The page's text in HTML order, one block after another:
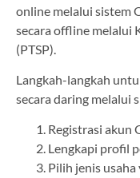
online melalui sistem
secara offline melalui
(PTSP).
Langkah-langkah
secara daring melalui
Registrasi akun
Lengkapi profil
Pilih jenis